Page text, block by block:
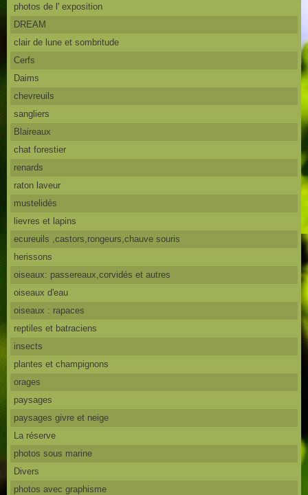
photos de l' exposition
DREAM
clair de lune et sombritude
Cerfs
Daims
chevreuils
sangliers
Blaireaux
chat forestier
renards
raton laveur
mustelidés
lievres et lapins
ecureuils ,castors,rongeurs,chauve souris
herissons
oiseaux: passereaux,corvidés et autres
oiseaux d'eau
oiseaux : rapaces
reptiles et batraciens
insects
plantes et champignons
orages
paysages
paysages givre et neige
La réserve
photos sous marine
Divers
photos avec graphisme